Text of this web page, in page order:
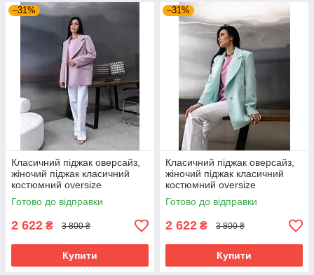
–31%
Класичний піджак оверсайз,
жіночий піджак класичний
костюмний oversize
подовжений рожевий 40–50
розміри
Готово до відправки
2 622 ₴ 3 800 ₴
Купити
–31%
Класичний піджак оверсайз,
жіночий піджак класичний
костюмний oversize
подовжений м'ятний 40–50
розміри
Готово до відправки
2 622 ₴ 3 800 ₴
Купити